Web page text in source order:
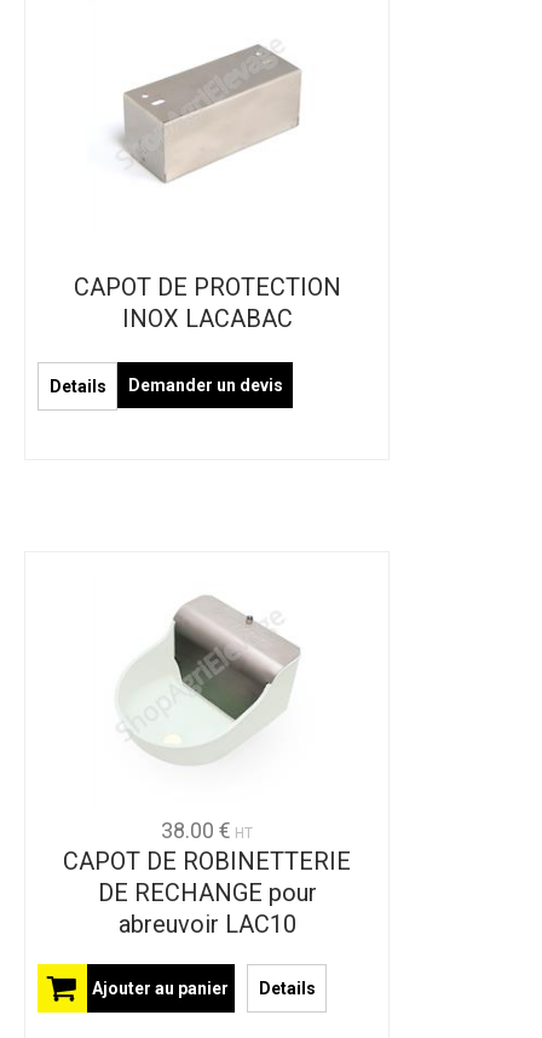
CAPOT DE PROTECTION
INOX LACABAC
Demander un devis
Details
38.00 € HT
CAPOT DE ROBINETTERIE
DE RECHANGE pour
abreuvoir LAC10
Ajouter au panier Details